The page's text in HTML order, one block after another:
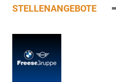
STELLENANGEBOTE